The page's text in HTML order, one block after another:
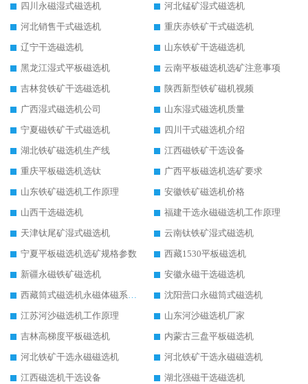
四川永磁湿式磁选机
河北锰矿湿式磁选机
河北销售干式磁选机
重庆赤铁矿干式磁选机
辽宁干选磁选机
山东铁矿干选磁选机
黑龙江湿式平板磁选机
云南平板磁选机选矿注意事项
吉林贫铁矿干选磁选机
陕西新型铁矿磁机视频
广西湿式磁选机公司
山东湿式磁选机质量
宁夏磁铁矿干式磁选机
四川干式磁选机介绍
湖北铁矿磁选机生产线
江西磁铁矿干选设备
重庆平板磁选机选钛
广西平板磁选机选矿要求
山东铁矿磁选机工作原理
安徽铁矿磁选机价格
山西干选磁选机
福建干选永磁磁选机工作原理
天津钛尾矿湿式磁选机
云南钛铁矿湿式磁选机
宁夏平板磁选机选矿规格参数
西藏1530平板磁选机
新疆永磁铁矿磁选机
安徽永磁干选磁选机
西藏筒式磁选机永磁体磁系设计
沈阳营口永磁筒式磁选机
江苏河沙磁选机工作原理
山东河沙磁选机厂家
吉林高梯度平板磁选机
内蒙古三盘平板磁选机
河北铁矿干选永磁磁选机
河北铁矿干选永磁磁选机
江西磁选机干选设备
湖北强磁干选磁选机